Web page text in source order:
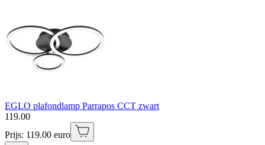
EGLO plafondlamp Parrapos CCT zwart
119.00
Prijs: 119.00 euro